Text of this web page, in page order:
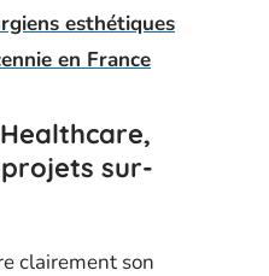
esthétiques
en France
sur-
clairement son